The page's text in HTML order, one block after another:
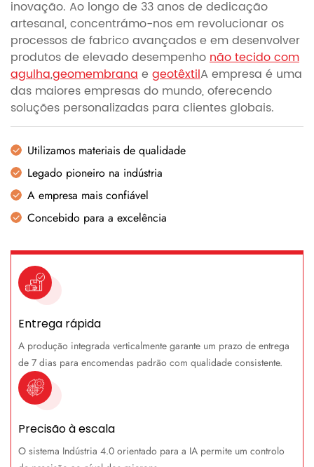
inovação. Ao longo de 33 anos de dedicação
artesanal, concentrámo-nos em revolucionar os
processos de fabrico avançados e em desenvolver
produtos de elevado desempenhonão tecido com
agulha,geomembranae geotêxtilA empresa é uma
das maiores empresas do mundo, oferecendo
soluções personalizadas para clientes globais.
Utilizamos materiais de qualidade
Legado pioneiro na indústria
A empresa mais confiável
Concebido para a excelência
Entrega rápida
A produção integrada verticalmente garante um prazo de entrega
de 7 dias para encomendas padrão com qualidade consistente.
Precisão à escala
O sistema Indústria 4.0 orientado para a IA permite um controlo